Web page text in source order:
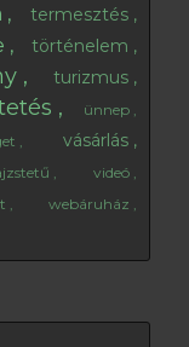
termesztés
történelem
turizmus
ünnep
vásárlás
videó
webáruház